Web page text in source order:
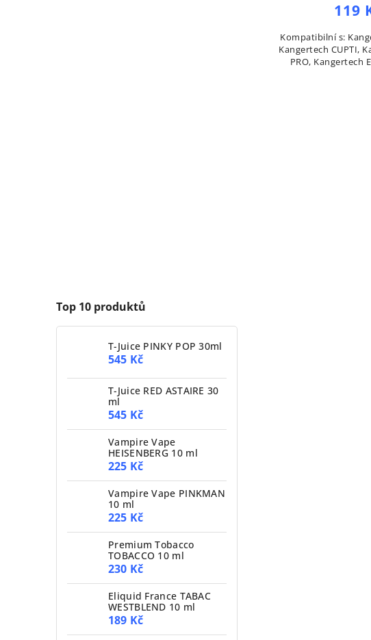
Top 10 produktů
T-Juice PINKY POP 30ml
545 Kč
T-Juice RED ASTAIRE 30
ml
545 Kč
Vampire Vape
HEISENBERG 10 ml
225 Kč
Vampire Vape PINKMAN
10 ml
225 Kč
Premium Tobacco
TOBACCO 10 ml
230 Kč
Eliquid France TABAC
WESTBLEND 10 ml
189 Kč
119
Kompatibilní s:
Kangertech CUPTI,
PRO, Kangertech